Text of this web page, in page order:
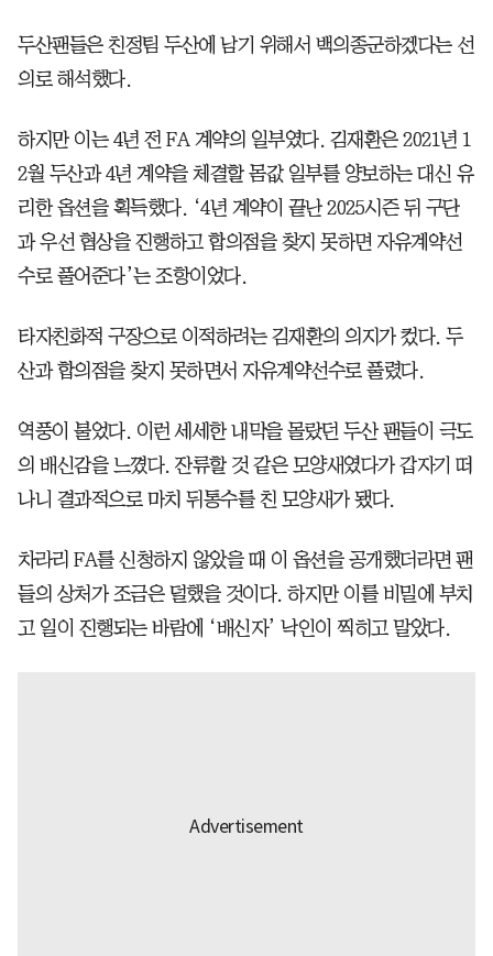
두산팬들은 친정팀 두산에 남기 위해서 백의종군하겠다는 선
의로 해석했다.
하지만 이는 4년 전 FA 계약의 일부였다. 김재환은 2021년 1
2월 두산과 4년 계약을 체결할 몸값 일부를 양보하는 대신 유
리한 옵션을 획득했다. ‘4년 계약이 끝난 2025시즌 뒤 구단
과 우선 협상을 진행하고 합의점을 찾지 못하면 자유계약선
수로 풀어준다’는 조항이었다.
타자친화적 구장으로 이적하려는 김재환의 의지가 컸다. 두
산과 합의점을 찾지 못하면서 자유계약선수로 풀렸다.
역풍이 불었다. 이런 세세한 내막을 몰랐던 두산 팬들이 극도
의 배신감을 느꼈다. 잔류할 것 같은 모양새였다가 갑자기 떠
나니 결과적으로 마치 뒤통수를 친 모양새가 됐다.
차라리 FA를 신청하지 않았을 때 이 옵션을 공개했더라면 팬
들의 상처가 조금은 덜했을 것이다. 하지만 이를 비밀에 부치
고 일이 진행되는 바람에 ‘배신자’ 낙인이 찍히고 말았다.